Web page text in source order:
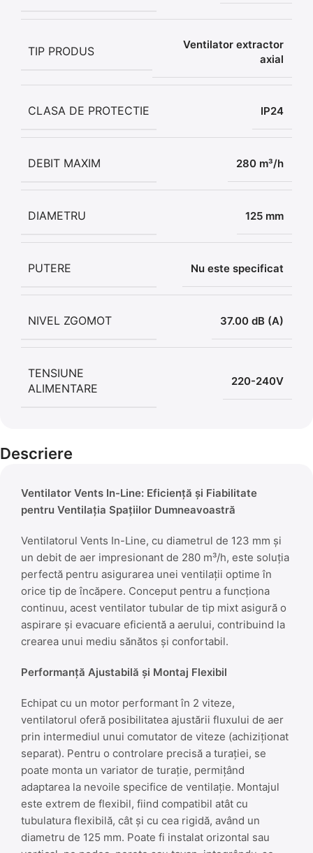
TIP PRODUS
Ventilator extractor
axial
CLASA DE PROTECTIE IP24
DEBIT MAXIM 280 m³/h
DIAMETRU 125 mm
PUTERE Nu este specificat
NIVEL ZGOMOT 37.00 dB (A)
TENSIUNE
ALIMENTARE
220-240V
Descriere
Ventilator Vents In-Line: Eficiență și Fiabilitate
pentru Ventilația Spațiilor Dumneavoastră
Ventilatorul Vents In-Line, cu diametrul de 123 mm și
un debit de aer impresionant de 280 m³/h, este soluția
perfectă pentru asigurarea unei ventilații optime în
orice tip de încăpere. Conceput pentru a funcționa
continuu, acest ventilator tubular de tip mixt asigură o
aspirare și evacuare eficientă a aerului, contribuind la
crearea unui mediu sănătos și confortabil.
Performanță Ajustabilă și Montaj Flexibil
Echipat cu un motor performant în 2 viteze,
ventilatorul oferă posibilitatea ajustării fluxului de aer
prin intermediul unui comutator de viteze (achiziționat
separat). Pentru o controlare precisă a turației, se
poate monta un variator de turație, permițând
adaptarea la nevoile specifice de ventilație. Montajul
este extrem de flexibil, fiind compatibil atât cu
tubulatura flexibilă, cât și cu cea rigidă, având un
diametru de 125 mm. Poate fi instalat orizontal sau